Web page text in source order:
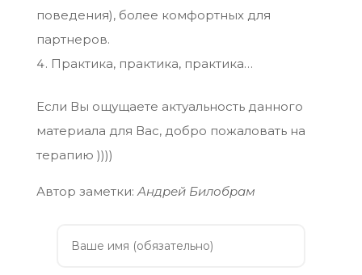
поведения), более комфортных для
партнеров.
Практика, практика, практика…
Если Вы ощущаете актуальность данного
материала для Вас, добро пожаловать на
терапию ))))
Автор заметки:Андрей Билобрам